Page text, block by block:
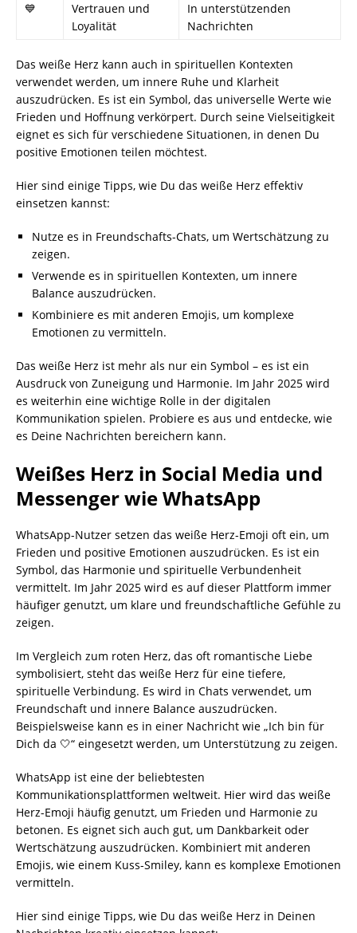
💙
Vertrauen und
Loyalität
In unterstützenden
Nachrichten
Das weiße Herz kann auch in spirituellen Kontexten
verwendet werden, um innere Ruhe und Klarheit
auszudrücken. Es ist ein Symbol, das universelle Werte wie
Frieden und Hoffnung verkörpert. Durch seine Vielseitigkeit
eignet es sich für verschiedene Situationen, in denen Du
positive Emotionen teilen möchtest.
Hier sind einige Tipps, wie Du das weiße Herz effektiv
einsetzen kannst:
Nutze es in Freundschafts-Chats, um Wertschätzung zu
zeigen.
Verwende es in spirituellen Kontexten, um innere
Balance auszudrücken.
Kombiniere es mit anderen Emojis, um komplexe
Emotionen zu vermitteln.
Das weiße Herz ist mehr als nur ein Symbol – es ist ein
Ausdruck von Zuneigung und Harmonie. Im Jahr 2025 wird
es weiterhin eine wichtige Rolle in der digitalen
Kommunikation spielen. Probiere es aus und entdecke, wie
es Deine Nachrichten bereichern kann.
Weißes Herz in Social Media und
Messenger wie WhatsApp
WhatsApp-Nutzer setzen das weiße Herz-Emoji oft ein, um
Frieden und positive Emotionen auszudrücken. Es ist ein
Symbol, das Harmonie und spirituelle Verbundenheit
vermittelt. Im Jahr 2025 wird es auf dieser Plattform immer
häufiger genutzt, um klare und freundschaftliche Gefühle zu
zeigen.
Im Vergleich zum roten Herz, das oft romantische Liebe
symbolisiert, steht das weiße Herz für eine tiefere,
spirituelle Verbindung. Es wird in Chats verwendet, um
Freundschaft und innere Balance auszudrücken.
Beispielsweise kann es in einer Nachricht wie „Ich bin für
Dich da 🤍“ eingesetzt werden, um Unterstützung zu zeigen.
WhatsApp ist eine der beliebtesten
Kommunikationsplattformen weltweit. Hier wird das weiße
Herz-Emoji häufig genutzt, um Frieden und Harmonie zu
betonen. Es eignet sich auch gut, um Dankbarkeit oder
Wertschätzung auszudrücken. Kombiniert mit anderen
Emojis, wie einem Kuss-Smiley, kann es komplexe Emotionen
vermitteln.
Hier sind einige Tipps, wie Du das weiße Herz in Deinen